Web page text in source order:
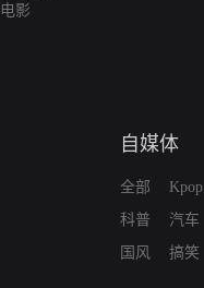
电影
自媒体
全部
科普
国风
Kpop
汽车
搞笑